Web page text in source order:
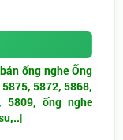
ống nghe Ống
5872, 5868,
5809, ống nghe